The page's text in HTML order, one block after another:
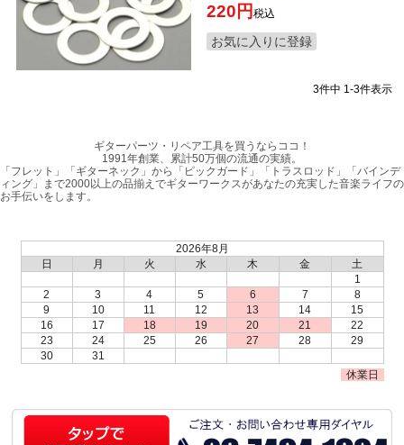
220 税込
お気に入りに登録
3件中 1-3件表示
ギターパーツ・リペア工具を買うならココ！
1991年創業、累計50万個の流通の実績。
「フレット」「ギターネック」から「ピックガード」「トラスロッド」「バインデ
ィング」まで2000以上の品揃えでギターワークスがあなたの充実した音楽ライフの
お手伝いをします。
2026年8月
日
月 火 水 木 金
土
1
2
3 4 5 6 7
8
9
10 11 12 13 14
15
16
17 18 19 20 21
22
23
24 25 26 27 28
29
30
31
休業日